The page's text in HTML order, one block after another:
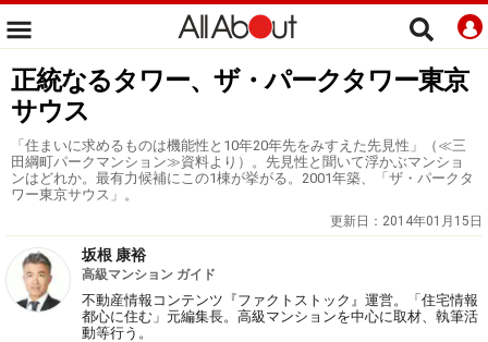
正統なるタワー、ザ・パークタワー東京
サウス
「住まいに求めるものは機能性と10年20年先をみすえた先見性」（≪三
田綱町パークマンション≫資料より）。先見性と聞いて浮かぶマンショ
ンはどれか。最有力候補にこの1棟が挙がる。2001年築、「ザ・パークタ
ワー東京サウス」。
更新日： 2014年01月15日
坂根 康裕
高級マンション ガイド
不動産情報コンテンツ『ファクトストック』運営。「住宅情報
都心に住む」元編集長。高級マンションを中心に取材、執筆活
動等行う。